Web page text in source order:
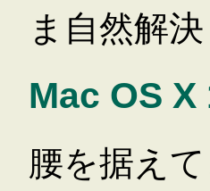
ま自然解
Mac OS X
腰を据え